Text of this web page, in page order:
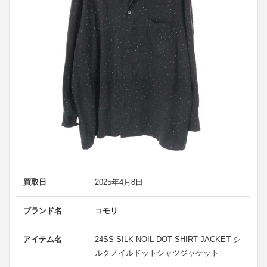
買取日 2025年4月8日
ブランド名 コモリ
アイテム名
24SS SILK NOIL DOT SHIRT JACKET シ
ルクノイルドットシャツジャケット